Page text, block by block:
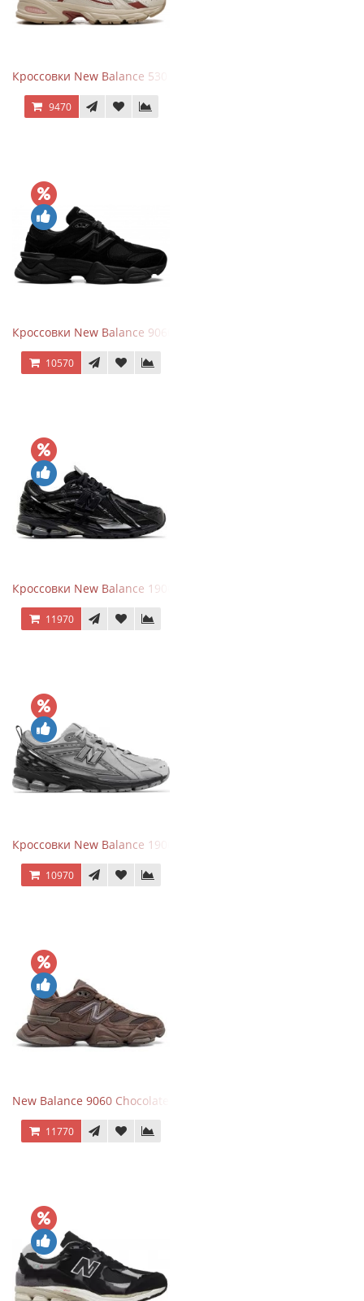
Кроссовки New Balance 530 Festival Pack Clay
9470
Кроссовки New Balance 9060 Triple Black
10570
Кроссовки New Balance 1906A Black Silver
11970
Кроссовки New Balance 1906R Brighton Grey
10970
New Balance 9060 Chocolate Brown
11770